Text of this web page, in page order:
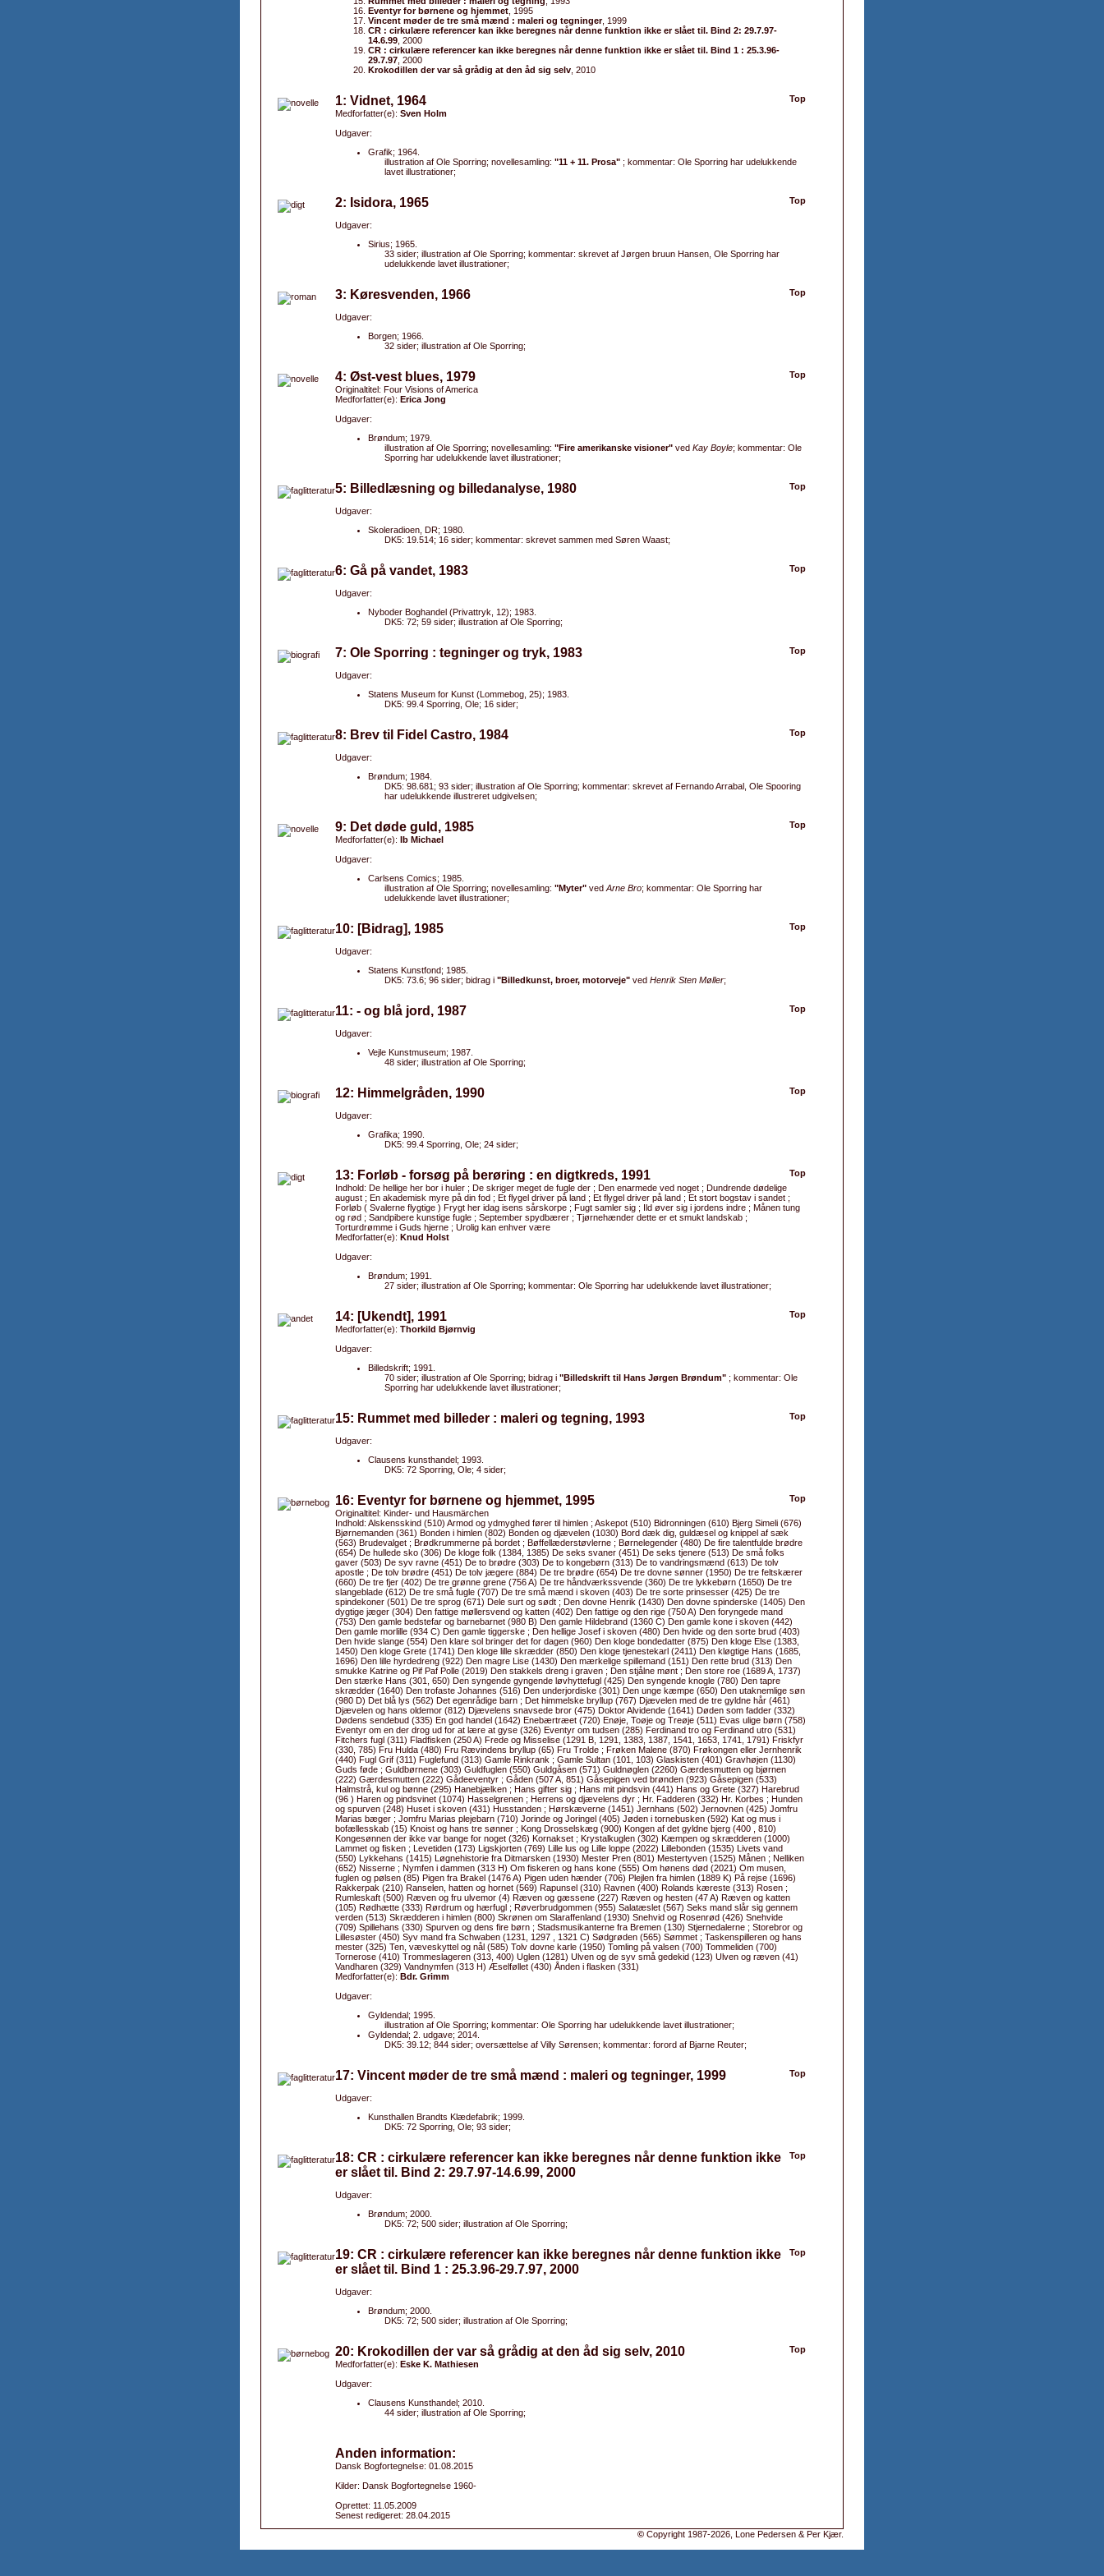
Eventyr for børnene og hjemmet , 1995
Vincent møder de tre små mænd : maleri og tegninger, 1999
CR : cirkulære referencer kan ikke beregnes når denne funktion ikke er slået til. Bind 2: 29.7.97-
14.6.99 , 2000
CR : cirkulære referencer kan ikke beregnes når denne funktion ikke er slået til. Bind 1 : 25.3.96-
29.7.97 , 2000
Krokodillen der var så grådig at den åd sig selv , 2010
Top
1: Vidnet, 1964
Medforfatter(e): Sven Holm
Udgaver:
Grafik; 1964.
illustration af Ole Sporring; novellesamling: "11 + 11. Prosa" ; kommentar: Ole Sporring har udelukkende
lavet illustrationer;
Top
2: Isidora, 1965
Udgaver:
Sirius; 1965.
33 sider; illustration af Ole Sporring; kommentar: skrevet af Jørgen bruun Hansen, Ole Sporring har
udelukkende lavet illustrationer;
Top
3: Køresvenden, 1966
Udgaver:
Borgen; 1966.
32 sider; illustration af Ole Sporring;
Top
4: Øst-vest blues, 1979
Originaltitel: Four Visions of America
Medforfatter(e): Erica Jong
Udgaver:
Brøndum; 1979.
illustration af Ole Sporring; novellesamling: "Fire amerikanske visioner" ved Kay Boyle; kommentar: Ole
Sporring har udelukkende lavet illustrationer;
Top
5: Billedlæsning og billedanalyse, 1980
Udgaver:
Skoleradioen, DR; 1980.
DK5: 19.514; 16 sider; kommentar: skrevet sammen med Søren Waast;
Top
6: Gå på vandet, 1983
Udgaver:
Nyboder Boghandel (Privattryk, 12); 1983.
DK5: 72; 59 sider; illustration af Ole Sporring;
Top
7: Ole Sporring : tegninger og tryk, 1983
Udgaver:
Statens Museum for Kunst (Lommebog, 25); 1983.
DK5: 99.4 Sporring, Ole; 16 sider;
Top
8: Brev til Fidel Castro, 1984
Udgaver:
Brøndum; 1984.
DK5: 98.681; 93 sider; illustration af Ole Sporring; kommentar: skrevet af Fernando Arrabal, Ole Spooring
har udelukkende illustreret udgivelsen;
Top
9: Det døde guld, 1985
Medforfatter(e): Ib Michael
Udgaver:
Carlsens Comics; 1985.
illustration af Ole Sporring; novellesamling: "Myter" ved Arne Bro; kommentar: Ole Sporring har
udelukkende lavet illustrationer;
Top
10: [Bidrag], 1985
Udgaver:
Statens Kunstfond; 1985.
DK5: 73.6; 96 sider; bidrag i "Billedkunst, broer, motorveje" ved Henrik Sten Møller;
Top
11: - og blå jord, 1987
Udgaver:
Vejle Kunstmuseum; 1987.
48 sider; illustration af Ole Sporring;
Top
12: Himmelgråden, 1990
Udgaver:
Grafika; 1990.
DK5: 99.4 Sporring, Ole; 24 sider;
Top
13: Forløb - forsøg på berøring : en digtkreds, 1991
Indhold: De hellige her bor i huler ; De skriger meget de fugle der ; Den enarmede ved noget ; Dundrende dødelige
august ; En akademisk myre på din fod ; Et flygel driver på land ; Et flygel driver på land ; Et stort bogstav i sandet ;
Forløb ( Svalerne flygtige ) Frygt her idag isens sårskorpe ; Fugt samler sig ; Ild øver sig i jordens indre ; Månen tung
og rød ; Sandpibere kunstige fugle ; September spydbærer ; Tjørnehænder dette er et smukt landskab ;
Torturdrømme i Guds hjerne ; Urolig kan enhver være
Medforfatter(e): Knud Holst
Udgaver:
Brøndum; 1991.
27 sider; illustration af Ole Sporring; kommentar: Ole Sporring har udelukkende lavet illustrationer;
Top
14: [Ukendt], 1991
Medforfatter(e): Thorkild Bjørnvig
Udgaver:
Billedskrift; 1991.
70 sider; illustration af Ole Sporring; bidrag i "Billedskrift til Hans Jørgen Brøndum" ; kommentar: Ole
Sporring har udelukkende lavet illustrationer;
Top
15: Rummet med billeder : maleri og tegning, 1993
Udgaver:
Clausens kunsthandel; 1993.
DK5: 72 Sporring, Ole; 4 sider;
Top
16: Eventyr for børnene og hjemmet, 1995
Originaltitel: Kinder- und Hausmärchen
Indhold: Alskensskind (510) Armod og ydmyghed fører til himlen ; Askepot (510) Bidronningen (610) Bjerg Simeli (676)
Bjørnemanden (361) Bonden i himlen (802) Bonden og djævelen (1030) Bord dæk dig, guldæsel og knippel af sæk
(563) Brudevalget ; Brødkrummerne på bordet ; Bøffellæderstøvlerne ; Børnelegender (480) De fire talentfulde brødre
(654) De hullede sko (306) De kloge folk (1384, 1385) De seks svaner (451) De seks tjenere (513) De små folks
gaver (503) De syv ravne (451) De to brødre (303) De to kongebørn (313) De to vandringsmænd (613) De tolv
apostle ; De tolv brødre (451) De tolv jægere (884) De tre brødre (654) De tre dovne sønner (1950) De tre feltskærer
(660) De tre fjer (402) De tre grønne grene (756 A) De tre håndværkssvende (360) De tre lykkebørn (1650) De tre
slangeblade (612) De tre små fugle (707) De tre små mænd i skoven (403) De tre sorte prinsesser (425) De tre
spindekoner (501) De tre sprog (671) Dele surt og sødt ; Den dovne Henrik (1430) Den dovne spinderske (1405) Den
dygtige jæger (304) Den fattige møllersvend og katten (402) Den fattige og den rige (750 A) Den foryngede mand
(753) Den gamle bedstefar og barnebarnet (980 B) Den gamle Hildebrand (1360 C) Den gamle kone i skoven (442)
Den gamle morlille (934 C) Den gamle tiggerske ; Den hellige Josef i skoven (480) Den hvide og den sorte brud (403)
Den hvide slange (554) Den klare sol bringer det for dagen (960) Den kloge bondedatter (875) Den kloge Else (1383,
1450) Den kloge Grete (1741) Den kloge lille skrædder (850) Den kloge tjenestekarl (2411) Den kløgtige Hans (1685,
1696) Den lille hyrdedreng (922) Den magre Lise (1430) Den mærkelige spillemand (151) Den rette brud (313) Den
smukke Katrine og Pif Paf Polle (2019) Den stakkels dreng i graven ; Den stjålne mønt ; Den store roe (1689 A, 1737)
Den stærke Hans (301, 650) Den syngende gyngende løvhyttefugl (425) Den syngende knogle (780) Den tapre
skrædder (1640) Den trofaste Johannes (516) Den underjordiske (301) Den unge kæmpe (650) Den utaknemlige søn
(980 D) Det blå lys (562) Det egenrådige barn ; Det himmelske bryllup (767) Djævelen med de tre gyldne hår (461)
Djævelen og hans oldemor (812) Djævelens snavsede bror (475) Doktor Alvidende (1641) Døden som fadder (332)
Dødens sendebud (335) En god handel (1642) Enebærtræet (720) Enøje, Toøje og Treøje (511) Evas ulige børn (758)
Eventyr om en der drog ud for at lære at gyse (326) Eventyr om tudsen (285) Ferdinand tro og Ferdinand utro (531)
Fitchers fugl (311) Fladfisken (250 A) Frede og Misselise (1291 B, 1291, 1383, 1387, 1541, 1653, 1741, 1791) Friskfyr
(330, 785) Fru Hulda (480) Fru Rævindens bryllup (65) Fru Trolde ; Frøken Malene (870) Frøkongen eller Jernhenrik
(440) Fugl Grif (311) Fuglefund (313) Gamle Rinkrank ; Gamle Sultan (101, 103) Glaskisten (401) Gravhøjen (1130)
Guds føde ; Guldbørnene (303) Guldfuglen (550) Guldgåsen (571) Guldnøglen (2260) Gærdesmutten og bjørnen
(222) Gærdesmutten (222) Gådeeventyr ; Gåden (507 A, 851) Gåsepigen ved brønden (923) Gåsepigen (533)
Halmstrå, kul og bønne (295) Hanebjælken ; Hans gifter sig ; Hans mit pindsvin (441) Hans og Grete (327) Harebrud
(96 ) Haren og pindsvinet (1074) Hasselgrenen ; Herrens og djævelens dyr ; Hr. Fadderen (332) Hr. Korbes ; Hunden
og spurven (248) Huset i skoven (431) Husstanden ; Hørskæverne (1451) Jernhans (502) Jernovnen (425) Jomfru
Marias bæger ; Jomfru Marias plejebarn (710) Jorinde og Joringel (405) Jøden i tornebusken (592) Kat og mus i
bofællesskab (15) Knoist og hans tre sønner ; Kong Drosselskæg (900) Kongen af det gyldne bjerg (400 , 810)
Kongesønnen der ikke var bange for noget (326) Kornakset ; Krystalkuglen (302) Kæmpen og skrædderen (1000)
Lammet og fisken ; Levetiden (173) Ligskjorten (769) Lille lus og Lille loppe (2022) Lillebonden (1535) Livets vand
(550) Lykkehans (1415) Løgnehistorie fra Ditmarsken (1930) Mester Pren (801) Mestertyven (1525) Månen ; Nelliken
(652) Nisserne ; Nymfen i dammen (313 H) Om fiskeren og hans kone (555) Om hønens død (2021) Om musen,
fuglen og pølsen (85) Pigen fra Brakel (1476 A) Pigen uden hænder (706) Plejlen fra himlen (1889 K) På rejse (1696)
Rakkerpak (210) Ranselen, hatten og hornet (569) Rapunsel (310) Ravnen (400) Rolands kæreste (313) Rosen ;
Rumleskaft (500) Ræven og fru ulvemor (4) Ræven og gæssene (227) Ræven og hesten (47 A) Ræven og katten
(105) Rødhætte (333) Rørdrum og hærfugl ; Røverbrudgommen (955) Salatæslet (567) Seks mand slår sig gennem
verden (513) Skrædderen i himlen (800) Skrønen om Slaraffenland (1930) Snehvid og Rosenrød (426) Snehvide
(709) Spillehans (330) Spurven og dens fire børn ; Stadsmusikanterne fra Bremen (130) Stjernedalerne ; Storebror og
Lillesøster (450) Syv mand fra Schwaben (1231, 1297 , 1321 C) Sødgrøden (565) Sømmet ; Taskenspilleren og hans
mester (325) Ten, væveskyttel og nål (585) Tolv dovne karle (1950) Tomling på valsen (700) Tommeliden (700)
Tornerose (410) Trommeslageren (313, 400) Uglen (1281) Ulven og de syv små gedekid (123) Ulven og ræven (41)
Vandharen (329) Vandnymfen (313 H) Æselføllet (430) Ånden i flasken (331)
Medforfatter(e): Bdr. Grimm
Udgaver:
Gyldendal; 1995.
illustration af Ole Sporring; kommentar: Ole Sporring har udelukkende lavet illustrationer;
Gyldendal; 2. udgave; 2014.
DK5: 39.12; 844 sider; oversættelse af Villy Sørensen; kommentar: forord af Bjarne Reuter;
Top
17: Vincent møder de tre små mænd : maleri og tegninger, 1999
Udgaver:
Kunsthallen Brandts Klædefabrik; 1999.
DK5: 72 Sporring, Ole; 93 sider;
Top
18: CR : cirkulære referencer kan ikke beregnes når denne funktion ikke
er slået til. Bind 2: 29.7.97-14.6.99, 2000
Udgaver:
Brøndum; 2000.
DK5: 72; 500 sider; illustration af Ole Sporring;
Top
19: CR : cirkulære referencer kan ikke beregnes når denne funktion ikke
er slået til. Bind 1 : 25.3.96-29.7.97, 2000
Udgaver:
Brøndum; 2000.
DK5: 72; 500 sider; illustration af Ole Sporring;
Top
20: Krokodillen der var så grådig at den åd sig selv, 2010
Medforfatter(e): Eske K. Mathiesen
Udgaver:
Clausens Kunsthandel; 2010.
44 sider; illustration af Ole Sporring;
Anden information:
Dansk Bogfortegnelse: 01.08.2015
Kilder: Dansk Bogfortegnelse 1960-
Oprettet: 11.05.2009
Senest redigeret: 28.04.2015
© Copyright 1987-2026, Lone Pedersen & Per Kjær.